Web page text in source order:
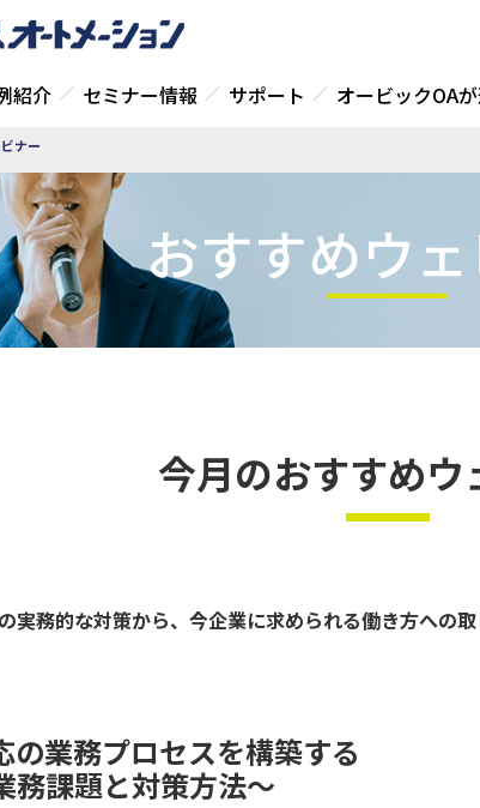
紹介 セミナー情報 サポート オービックOA
ナー
おすすめウ
今月のおすすめウ
実務的な対策から、今企業に求められる働き方への
の業務プロセスを構築する
務課題と対策方法～